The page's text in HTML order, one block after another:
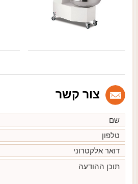
צור קשר